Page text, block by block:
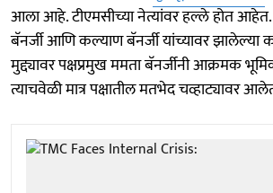
आला आहे. टीएमसीच्या नेत्यांवर हल्ले होत
बॅनर्जी आणि कल्याण बॅनर्जी यांच्यावर झालेल्या
मुद्द्यावर पक्षप्रमुख ममता बॅनर्जीनी आक्रमक
त्याचवेळी मात्र पक्षातील मतभेद चव्हाट्यावर